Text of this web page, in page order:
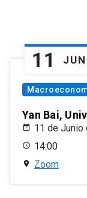
11 JUN
Yan Bai,
11 de Junio
14:00
Zoom